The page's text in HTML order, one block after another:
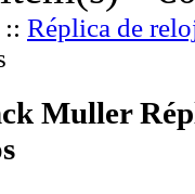
:: Réplica de
Muller